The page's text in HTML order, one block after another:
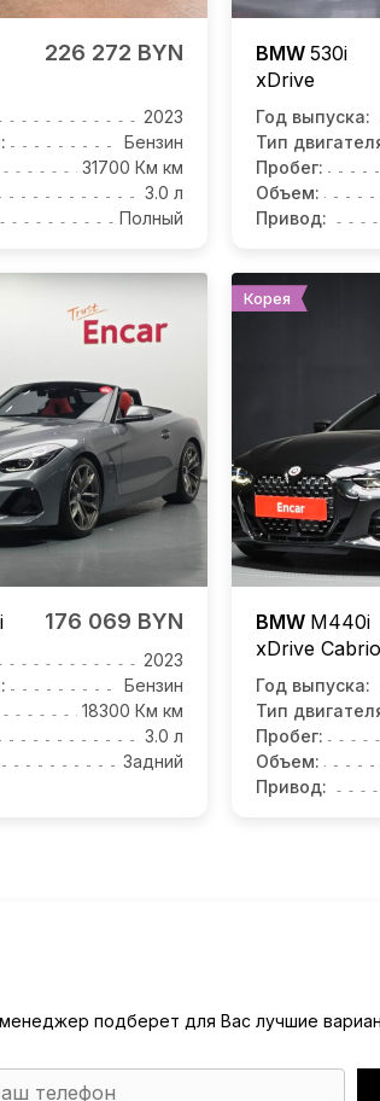
226 272 BYN
2023
Бензин
31700 Км км
3.0 л
Полный
BMW 530i
xDrive
Год выпуска:
Тип
Пробег:
Объем:
Привод:
176 069 BYN
2023
Бензин
18300 Км км
3.0 л
Задний
Корея
BMW M440i
xDrive Cabrio
Год выпуска:
Тип
Пробег:
Объем:
Привод:
подберет для Вас лучшие